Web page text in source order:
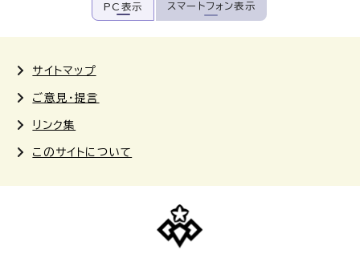
PC表示 スマートフォン表示
サイトマップ
ご意見・提言
リンク集
このサイトについて